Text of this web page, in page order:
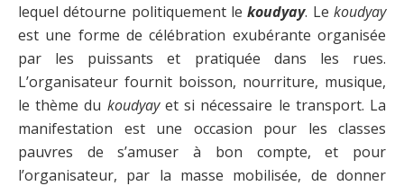
lequel détourne politiquement lekoudyay. Lekoudyay
est une forme de célébration exubérante organisée
par les puissants et pratiquée dans les rues.
L’organisateur fournit boisson, nourriture, musique,
le thème du koudyayet si nécessaire le transport. La
manifestation est une occasion pour les classes
pauvres de s’amuser à bon compte, et pour
l’organisateur, par la masse mobilisée, de donner